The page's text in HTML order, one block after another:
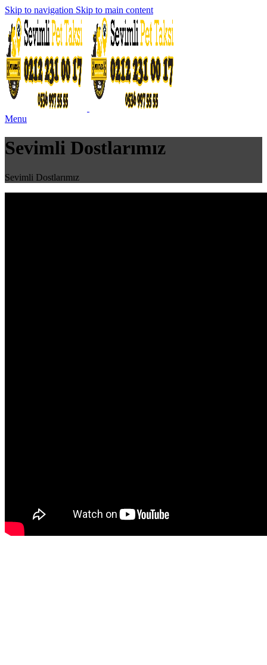
Skip to navigation Skip to main content
Menu
Sevimli Dostlarımız
Sevimli Dostlarımız